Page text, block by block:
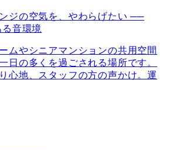
ジの空気を、やわらげたい ──
音環境
ムやシニアマンションの共用空間
日の多くを過ごされる場所です。
心地、スタッフの方の声かけ。運